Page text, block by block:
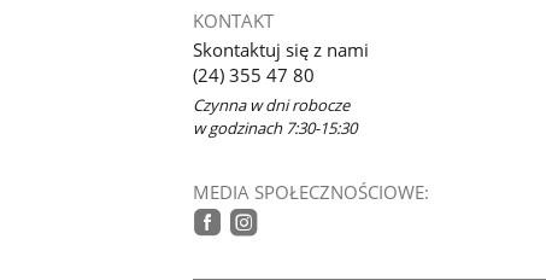
KONTAKT
Skontaktuj się z nami
(24) 355 47 80
Czynna w dni robocze
w godzinach 7:30-15:30
MEDIA SPOŁECZNOŚCIOWE: